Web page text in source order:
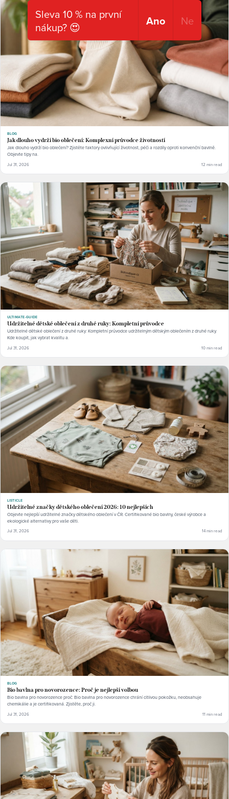
BLOG
Jak dlouho vydrží bio oblečení: Komplexní průvodce životností
Jak dlouho vydrží bio oblečení? Zjistěte faktory ovlivňující životnost, péči a rozdíly oproti konvenční bavlně.
Objevte tipy na.
Jul 31, 2026 12 min read
ULTIMATE-GUIDE
Udržitelné dětské oblečení z druhé ruky: Kompletní průvodce
Udržitelné dětské oblečení z druhé ruky: Kompletní průvodce udržitelným dětským oblečením z druhé ruky.
Kde koupit, jak vybrat kvalitu a.
Jul 31, 2026 10 min read
LISTICLE
Udržitelné značky dětského oblečení 2026: 10 nejlepších
Objevte nejlepší udržitelné značky dětského oblečení v ČR. Certifikované bio bavlny, české výrobce a
ekologické alternativy pro vaše děti.
Jul 31, 2026 14 min read
BLOG
Bio bavlna pro novorozence: Proč je nejlepší volbou
Bio bavlna pro novorozence proč: Bio bavlna pro novorozence chrání citlivou pokožku, neobsahuje
chemikálie a je certifikovaná. Zjistěte, proč ji.
Jul 31, 2026 11 min read
Sleva 10 % na první
nákup? 😍
Ano Ne